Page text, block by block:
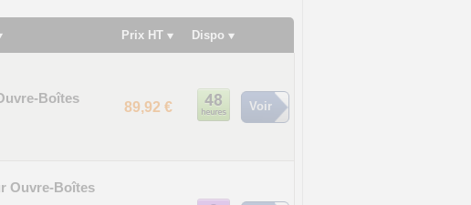
Prix HT Dispo
Boîtes
89,92 € Voir
Ouvre-Boîtes